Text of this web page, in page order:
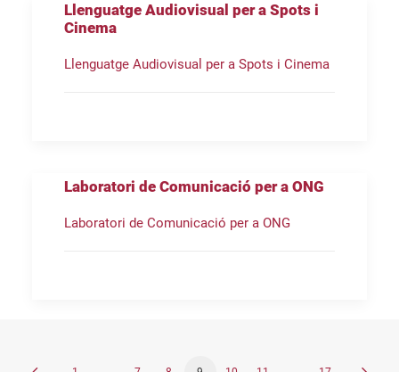
Llenguatge Audiovisual per a Spots i
Cinema
Llenguatge Audiovisual per a Spots i Cinema
Laboratori de Comunicació per a ONG
Laboratori de Comunicació per a ONG